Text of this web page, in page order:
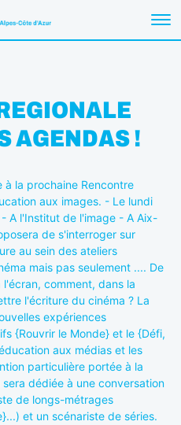
AGENDAS !
la prochaine Rencontre
aux images. - Le lundi
A l'Institut de l'image - A Aix-
de s'interroger sur
au sein des ateliers
mais pas seulement .... De
comment, dans la
l'écriture du cinéma ? La
expériences
{Rouvrir le Monde} et le {Défi,
aux médias et les
particulière portée à la
dédiée à une conversation
de longs-métrages
et un scénariste de séries.